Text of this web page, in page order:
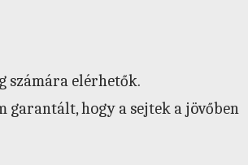
számára elérhetők.
garantált, hogy a sejtek a jövőben